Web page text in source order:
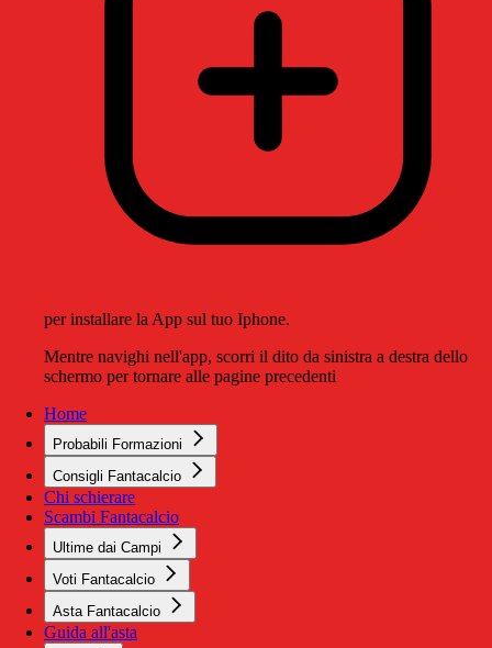
per installare la App sul tuo Iphone.
Mentre navighi nell'app, scorri il dito da sinistra a destra dello
schermo per tornare alle pagine precedenti
Home
Probabili Formazioni
Consigli Fantacalcio
Chi schierare
Scambi Fantacalcio
Ultime dai Campi
Voti Fantacalcio
Asta Fantacalcio
Guida all'asta